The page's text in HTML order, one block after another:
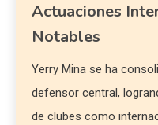
Actuaciones
Notables
Yerry Mina se ha
defensor central,
de clubes como